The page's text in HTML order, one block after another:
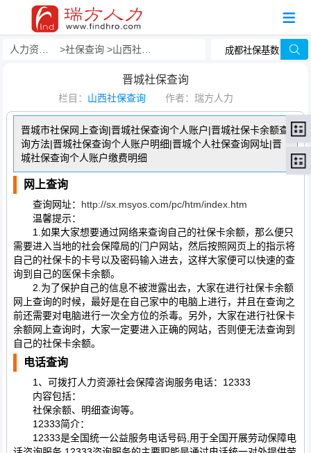
社保查询 山西社保查询
晋城社保查询
栏目： 山西社保查询 作者：瑞方人力
晋城市社保网上查询|晋城社保查询个人账户|晋城社保卡余额查
询方法|晋城社保查询个人账户明细|晋城个人社保查询网址|晋
城社保查询个人账户缴费明细
网上查询
查询网址： http://sx.msyos.com/pc/htm/index.htm
温馨提示：
1.如果大家想要通过网络来查询自己的社保卡余额，那么便只
需要进入当地的社会保障局的门户网站，然后按照网页上的指示将
自己的社保卡的卡号以及密码输入进去，这样大家便可以快速的查
询到自己的医保卡余额。
2.为了保护自己的信息不被泄露出去，大家在进行社保卡余额
网上查询的时候，最好是在自己家中的电脑上进行，并且在查询之
前还需要对电脑进行一次全方位的杀毒。另外，大家在进行社保卡
余额网上查询时，大家一定要进入正确的网站，否则便无法查询到
自己的社保卡余额。
电话查询
1、可拨打人力资源社会保障咨询服务电话：12333
内容包括：
社保余额、明细查询等。
12333简介：
12333是全国统一公益服务电话号码,用于全国开展劳动保障电